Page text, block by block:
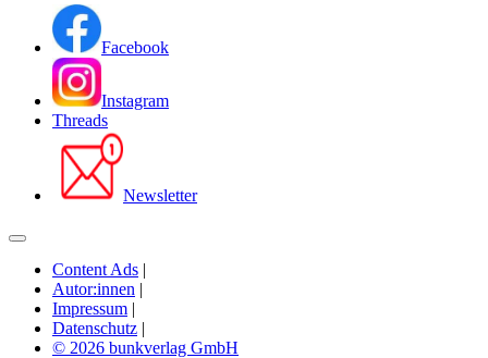
Facebook
Instagram
Threads
Newsletter
Content Ads |
Autor:innen |
Impressum |
Datenschutz |
© 2026 bunkverlag GmbH